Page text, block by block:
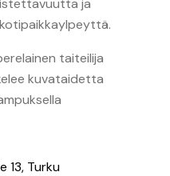
ja
taiteilija
kuvataidetta
13, Turku